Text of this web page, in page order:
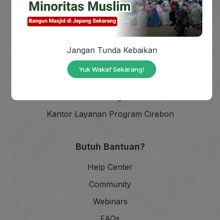
Sejarah
Visi & Misi
Kantor Layanan Program Cirebon
Butuh Bantuan?
Help Center
Community
Webinars
Jangan Tunda Kebaikan
Yuk Wakaf Sekarang!